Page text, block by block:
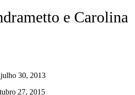
e Carolina
julho 30, 2013
27, 2015